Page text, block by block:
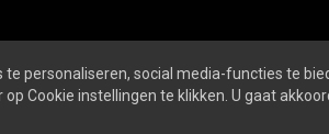
VOORWAARDEN PRIVACY- EN
personaliseren, social media-functies te
Cookie instellingen te klikken. U gaat